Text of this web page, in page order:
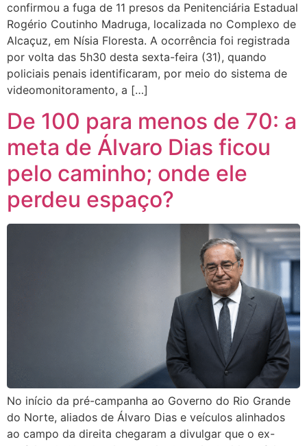
confirmou a fuga de 11 presos da Penitenciária Estadual
Rogério Coutinho Madruga, localizada no Complexo de
Alcaçuz, em Nísia Floresta. A ocorrência foi registrada
por volta das 5h30 desta sexta-feira (31), quando
policiais penais identificaram, por meio do sistema de
videomonitoramento, a […]
De 100 para menos de 70: a
meta de Álvaro Dias ficou
pelo caminho; onde ele
perdeu espaço?
No início da pré-campanha ao Governo do Rio Grande
do Norte, aliados de Álvaro Dias e veículos alinhados
ao campo da direita chegaram a divulgar que o ex-